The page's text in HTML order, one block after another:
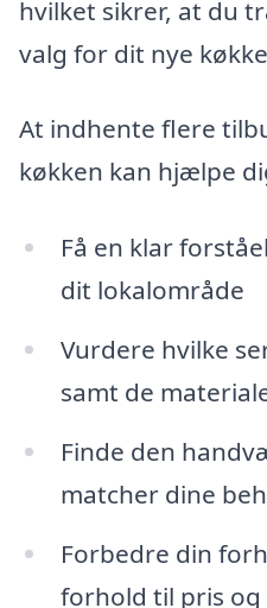
hvilket sikrer, at du
valg for dit nye
At indhente flere
køkken kan hjælpe
Få en klar
dit lokalområde
Vurdere hvilke
samt de
Finde den
matcher dine
Forbedre din
forhold til pris